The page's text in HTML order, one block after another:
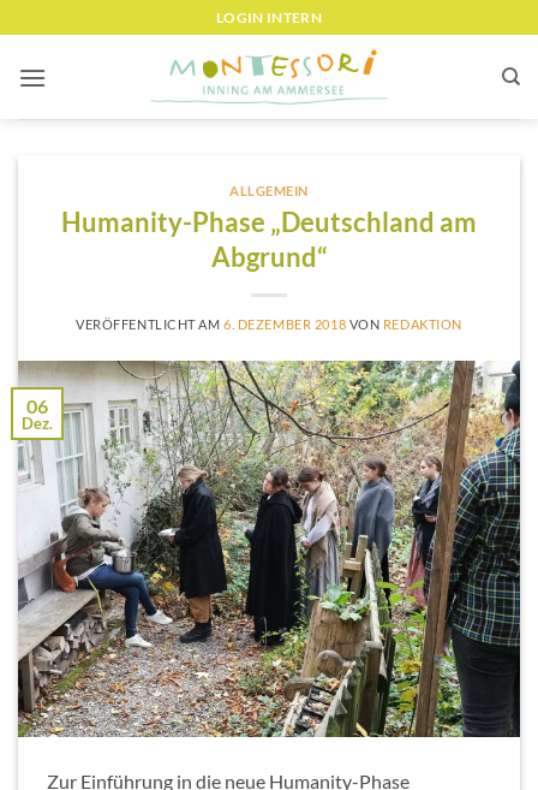
springen
LOGIN INTERN
ALLGEMEIN
Humanity-Phase „Deutschland am
Abgrund“
VERÖFFENTLICHT AM6. DEZEMBER 2018 VON REDAKTION
06
Dez.
Zur Einführung in die neue Humanity-Phase